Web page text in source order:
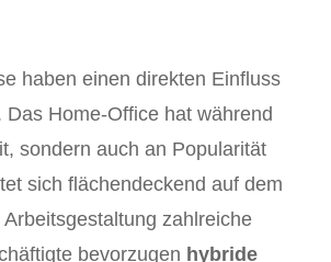
haben einen direkten Einfluss
Home-Office hat während
sondern auch an Popularität
sich flächendeckend auf dem
zahlreiche
bevorzugen hybride